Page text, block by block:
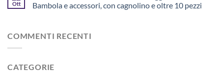
Ott
Bambola e accessori, con cagnolino e oltre 10 pezzi
COMMENTI RECENTI
CATEGORIE